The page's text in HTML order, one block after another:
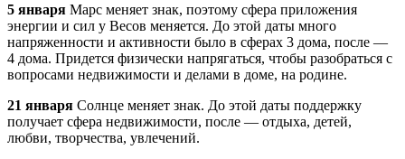
5 января Марс меняет знак, поэтому сфера приложения
энергии и сил у Весов меняется. До этой даты много
напряженности и активности было в сферах 3 дома, после —
4 дома. Придется физически напрягаться, чтобы разобраться с
вопросами недвижимости и делами в доме, на родине.
21 января Солнце меняет знак. До этой даты поддержку
получает сфера недвижимости, после — отдыха, детей,
любви, творчества, увлечений.